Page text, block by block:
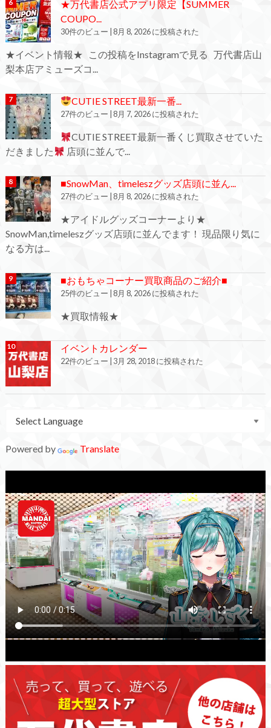
★万代書店公式アプリ限定【SUMMER
COUPO...
30件のビュー 8月 8, 2026 に投稿された
★イベント情報★ この投稿をInstagramで見る 万代書店山
梨本店アミューズコ...
CUTIE STREET最新一番...
27件のビュー 8月 7, 2026 に投稿された
CUTIE STREET最新一番くじ買取させていた
だきました
店頭に並んで...
■SnowMan、timeleszグッズ店頭に並ん...
27件のビュー 8月 8, 2026 に投稿された
★アイドルグッズコーナーより★
SnowMan,timeleszグッズ店頭に並んでます！ 現品限り気に
なる方は...
■おもちゃコーナー買取商品のご紹介■
25件のビュー 8月 8, 2026 に投稿された
★買取情報★
イベントカレンダー
22件のビュー 3月 28, 2018 に投稿された
Powered by Translate